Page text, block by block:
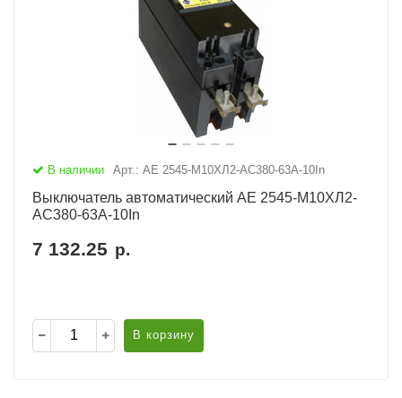
В наличии Арт.: АЕ 2545-М10ХЛ2-AC380-63А-10In
Выключатель автоматический АЕ 2545-М10ХЛ2-
AC380-63А-10In
7 132.25 р.
В корзину